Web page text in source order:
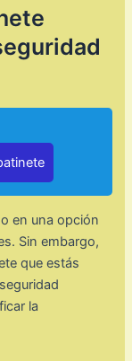
en una opción
Sin embargo,
que estás
la